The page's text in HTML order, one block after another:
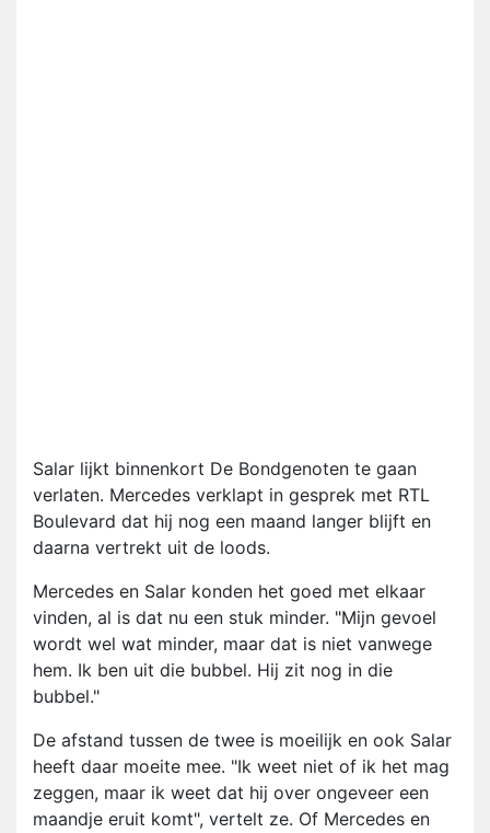
Salar lijkt binnenkort De Bondgenoten te gaan
verlaten. Mercedes verklapt in gesprek met RTL
Boulevard dat hij nog een maand langer blijft en
daarna vertrekt uit de loods.
Mercedes en Salar konden het goed met elkaar
vinden, al is dat nu een stuk minder. "Mijn gevoel
wordt wel wat minder, maar dat is niet vanwege
hem. Ik ben uit die bubbel. Hij zit nog in die
bubbel."
De afstand tussen de twee is moeilijk en ook Salar
heeft daar moeite mee. "Ik weet niet of ik het mag
zeggen, maar ik weet dat hij over ongeveer een
maandje eruit komt", vertelt ze. Of Mercedes en